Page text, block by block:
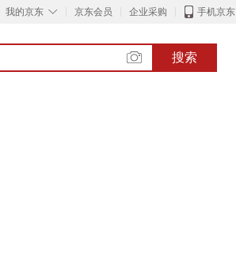
◇
我的京东 京东会员 企业采购 手机京东
搜索